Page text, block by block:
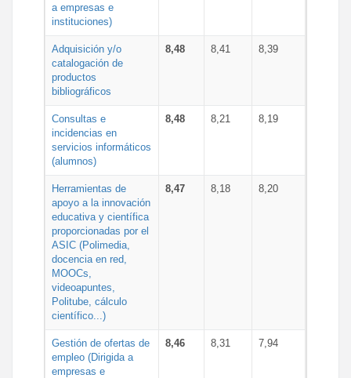
a empresas e
instituciones)
Adquisición y/o
catalogación de
productos
bibliográficos
8,48 8,41 8,39
Consultas e
incidencias en
servicios informáticos
(alumnos)
8,48 8,21 8,19
Herramientas de
apoyo a la innovación
educativa y científica
proporcionadas por el
ASIC (Polimedia,
docencia en red,
MOOCs,
videoapuntes,
Politube, cálculo
científico...)
8,47 8,18 8,20
Gestión de ofertas de
empleo (Dirigida a
empresas e
8,46 8,31 7,94